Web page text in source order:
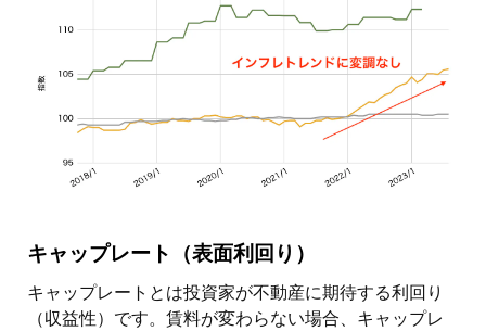
キャップレート（表面利回り）
キャップレートとは投資家が不動産に期待する利回り
（収益性）です。賃料が変わらない場合、キャップレ